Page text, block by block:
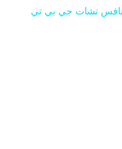
تشات جي بي تي